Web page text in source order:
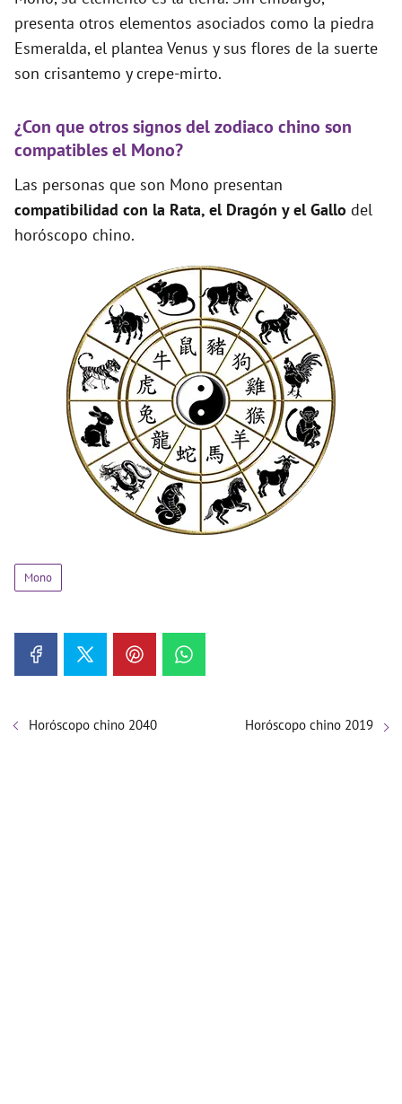
presenta otros elementos asociados como la piedra
Esmeralda, el plantea Venus y sus flores de la suerte
son crisantemo y crepe-mirto.
¿Con que otros signos del zodiaco chino son
compatibles el Mono?
Las personas que son Mono presentan
compatibilidad con la Rata, el Dragón y el Gallo del
horóscopo chino.
Mono
Horóscopo chino 2040 Horóscopo chino 2019